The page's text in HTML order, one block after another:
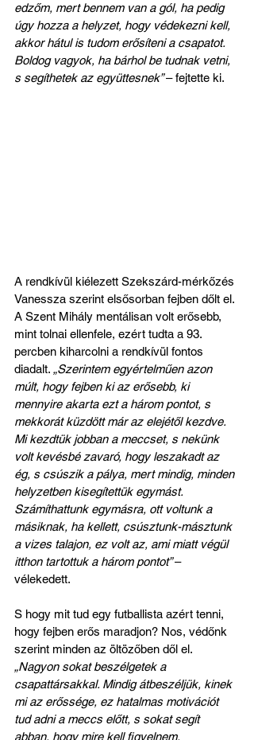
edzőm, mert bennem van a gól, ha pedig
úgy hozza a helyzet, hogy védekezni kell,
akkor hátul is tudom erősíteni a csapatot.
Boldog vagyok, ha bárhol be tudnak vetni,
s segíthetek az együttesnek” – fejtette ki.
A rendkívül kiélezett Szekszárd-mérkőzés
Vanessza szerint elsősorban fejben dőlt el.
A Szent Mihály mentálisan volt erősebb,
mint tolnai ellenfele, ezért tudta a 93.
percben kiharcolni a rendkívül fontos
diadalt. „Szerintem egyértelműen azon
múlt, hogy fejben ki az erősebb, ki
mennyire akarta ezt a három pontot, s
mekkorát küzdött már az elejétől kezdve.
Mi kezdtük jobban a meccset, s nekünk
volt kevésbé zavaró, hogy leszakadt az
ég, s csúszik a pálya, mert mindig, minden
helyzetben kisegítettük egymást.
Számíthattunk egymásra, ott voltunk a
másiknak, ha kellett, csúsztunk-másztunk
a vizes talajon, ez volt az, ami miatt végül
itthon tartottuk a három pontot” –
vélekedett.
S hogy mit tud egy futballista azért tenni,
hogy fejben erős maradjon? Nos, védőnk
szerint minden az öltözőben dől el.
„Nagyon sokat beszélgetek a
csapattársakkal. Mindig átbeszéljük, kinek
mi az erőssége, ez hatalmas motivációt
tud adni a meccs előtt, s sokat segít
abban, hogy mire kell figyelnem.